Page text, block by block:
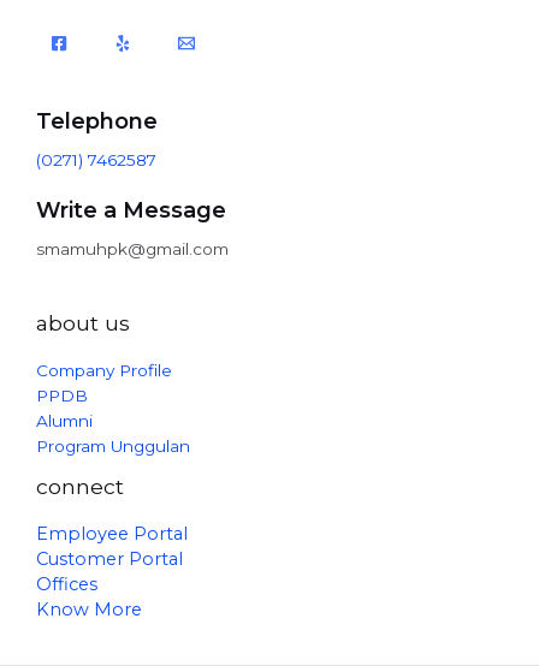
Telephone
(0271) 7462587
Write a Message
smamuhpk@gmail.com
about us
Company Profile
PPDB
Alumni
Program Unggulan
connect
Employee Portal
Customer Portal
Offices
Know More